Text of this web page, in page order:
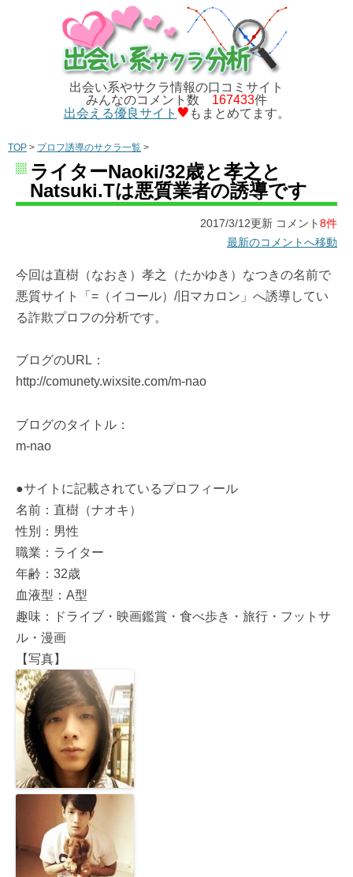
出会い系やサクラ情報の口コミサイト
みんなのコメント数 167433件
出会える優良サイト
もまとめてます。
TOP > プロフ誘導のサクラ一覧 >
ライターNaoki/32歳と孝之と
Natsuki.Tは悪質業者の誘導です
2017/3/12更新 コメント8件
最新のコメントへ移動
今回は直樹（なおき）孝之（たかゆき）なつきの名前で
悪質サイト「=（イコール）/旧マカロン」へ誘導してい
る詐欺プロフの分析です。
ブログのURL：
http://comunety.wixsite.com/m-nao
ブログのタイトル：
m-nao
●サイトに記載されているプロフィール
名前：直樹（ナオキ）
性別：男性
職業：ライター
年齢：32歳
血液型：A型
趣味：ドライブ・映画鑑賞・食べ歩き・旅行・フットサ
ル・漫画
【写真】